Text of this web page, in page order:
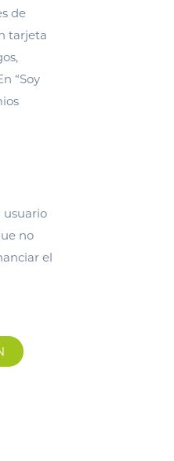
de
tarjeta
“Soy
usuario
no
el